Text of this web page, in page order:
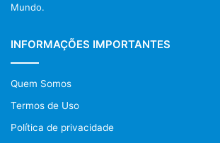
Mundo.
INFORMAÇÕES IMPORTANTES
Quem Somos
Termos de Uso
Política de privacidade